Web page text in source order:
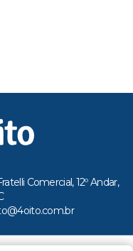
Comercial, 12º Andar,